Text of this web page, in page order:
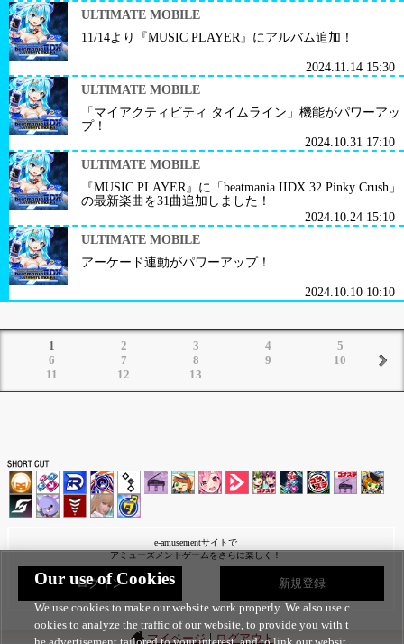
ULTIMATE MOBILE
11/14より『MUSIC PLAYER』にアルバム追加！
2024.11.14 15:30
ULTIMATE MOBILE
「マイアクティビティ タイムライン」機能がパワーアッ
プ！
2024.10.31 17:10
ULTIMATE MOBILE
『MUSIC PLAYER』に「beatmania IIDX 32 Pinky Crush」
の最新楽曲を31曲追加しました！
2024.10.24 15:10
ULTIMATE MOBILE
アーケード連動がパワーアップ！
2024.10.10 10:10
1 2 3 4
5
6
7 8 9
10
11
12 13
e-amusementサイトで
アミューズメントゲームをさらに楽しく！
ログイン 新規登録
マイページ|ログアウト
Our use of Cookies
We use cookies to make our website work properly. We also use c
ookies to analyze the traffic of our website, to provide you with t